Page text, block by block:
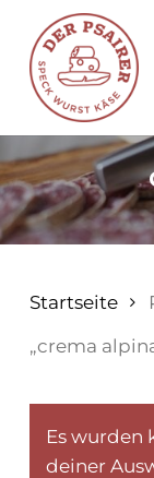
Hauptinhalt
springen
Startseite
„crema
Es wurden
deiner